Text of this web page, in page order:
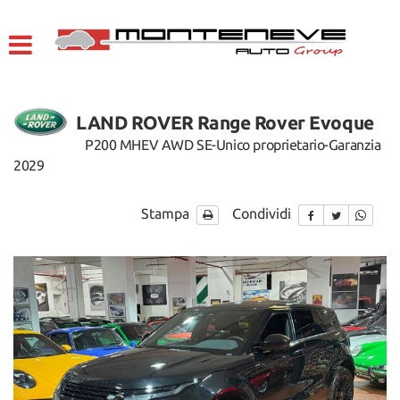
AZIENDA
CONTATTI
ENGLISH
LAND ROVER Range Rover Evoque
P200 MHEV AWD SE-Unico proprietario-Garanzia
2029
Stampa Condividi
tue
Il
pannello
tue
preferenze
di
consenso
alle
tecnologie
di